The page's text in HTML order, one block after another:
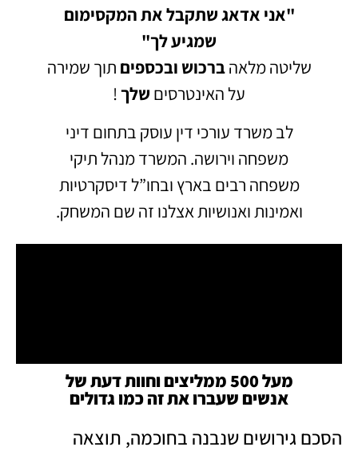
"אני אדאג שתקבל את המקסימום
שמגיע לך"
שליטה מלאהברכוש ובכספים תוך שמירה
על האינטרסים שלך!
לב משרד עורכי דין עוסק בתחום דיני
משפחה וירושה. המשרד מנהל תיקי
משפחה רבים בארץ ובחו”ל דיסקרטיות
ואמינות ואנושיות אצלנו זה שם המשחק.
מעל 500 ממליצים וחוות דעת של
אנשים שעברו את זה כמו גדולים
הסכם גירושים שנבנה בחוכמה, תוצאה